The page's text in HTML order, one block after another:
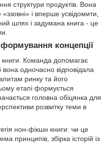
структури продуктів. Вона
і вперше усвідомити,
шлях і задумана книга - це
концепції
книги. Команда допомагає
одночасно відповідала
ринку та його
етапі формується
головна обіцянка для
розвитку теми в
нон-фікшн книги: чи це
принципів, збірка історій із